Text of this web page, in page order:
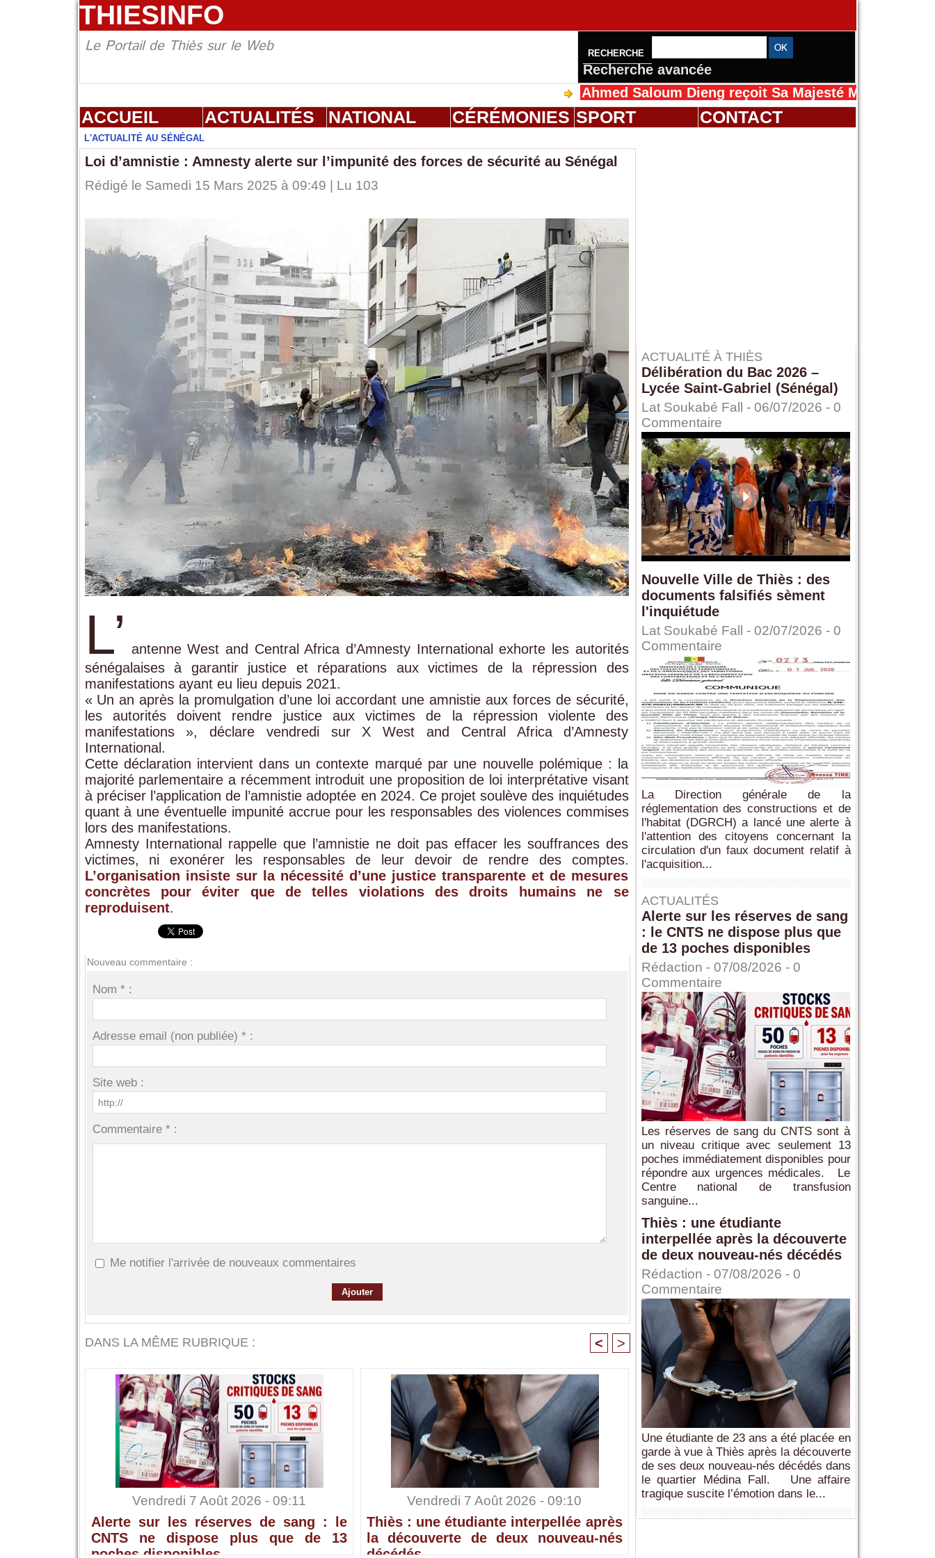
THIESINFO
Le Portail de Thiès sur le Web RECHERCHE
Recherche avancée
Ahmed Saloum Dieng reçoit Sa Majesté Mansah Cissé au
ACCUEIL ACTUALITÉS NATIONAL CÉRÉMONIES SPORT CONTACT
L'ACTUALITÉ AU SÉNÉGAL
Loi d’amnistie : Amnesty alerte sur l’impunité des forces de sécurité au Sénégal
Rédigé le Samedi 15 Mars 2025 à 09:49 | Lu 103
L’ antenne West and Central Africa d’Amnesty International exhorte les autorités
sénégalaises à garantir justice et réparations aux victimes de la répression des
manifestations ayant eu lieu depuis 2021.
« Un an après la promulgation d’une loi accordant une amnistie aux forces de sécurité,
les autorités doivent rendre justice aux victimes de la répression violente des
manifestations », déclare vendredi sur X West and Central Africa d’Amnesty
International.
Cette déclaration intervient dans un contexte marqué par une nouvelle polémique : la
majorité parlementaire a récemment introduit une proposition de loi interprétative visant
à préciser l’application de l’amnistie adoptée en 2024. Ce projet soulève des inquiétudes
quant à une éventuelle impunité accrue pour les responsables des violences commises
lors des manifestations.
Amnesty International rappelle que l’amnistie ne doit pas effacer les souffrances des
victimes, ni exonérer les responsables de leur devoir de rendre des comptes.
L’organisation insiste sur la nécessité d’une justice transparente et de mesures
concrètes pour éviter que de telles violations des droits humains ne se
reproduisent.
Nouveau commentaire :
Nom * :
Adresse email (non publiée) * :
Site web :
Commentaire * :
Me notifier l'arrivée de nouveaux commentaires
DANS LA MÊME RUBRIQUE : < >
Vendredi 7 Août 2026 - 09:11
Alerte sur les réserves de sang : le
CNTS ne dispose plus que de 13
poches disponibles
Vendredi 7 Août 2026 - 09:10
Thiès : une étudiante interpellée après
la découverte de deux nouveau-nés
décédés
ACTUALITÉ À THIÈS
Délibération du Bac 2026 –
Lycée Saint-Gabriel (Sénégal)
Lat Soukabé Fall - 06/07/2026 - 0
Commentaire
Nouvelle Ville de Thiès : des
documents falsifiés sèment
l'inquiétude
Lat Soukabé Fall - 02/07/2026 - 0
Commentaire
La Direction générale de la
réglementation des constructions et de
l'habitat (DGRCH) a lancé une alerte à
l'attention des citoyens concernant la
circulation d'un faux document relatif à
l'acquisition...
ACTUALITÉS
Alerte sur les réserves de sang
: le CNTS ne dispose plus que
de 13 poches disponibles
Rédaction - 07/08/2026 - 0
Commentaire
Les réserves de sang du CNTS sont à
un niveau critique avec seulement 13
poches immédiatement disponibles pour
répondre aux urgences médicales. Le
Centre national de transfusion
sanguine...
Thiès : une étudiante
interpellée après la découverte
de deux nouveau-nés décédés
Rédaction - 07/08/2026 - 0
Commentaire
Une étudiante de 23 ans a été placée en
garde à vue à Thiès après la découverte
de ses deux nouveau-nés décédés dans
le quartier Médina Fall. Une affaire
tragique suscite l’émotion dans le...